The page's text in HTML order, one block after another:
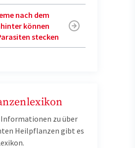
nach dem
können
stecken
zu über
Heilpflanzen gibt es